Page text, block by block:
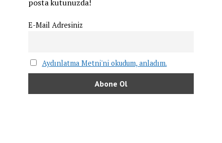
posta kutunuzda!
E-Mail Adresiniz
Aydınlatma Metni'ni okudum, anladım.